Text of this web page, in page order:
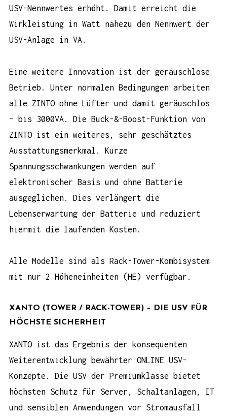
USV-Nennwertes erhöht. Damit erreicht die
Wirkleistung in Watt nahezu den Nennwert der
USV-Anlage in VA.
Eine weitere Innovation ist der geräuschlose
Betrieb. Unter normalen Bedingungen arbeiten
alle ZINTO ohne Lüfter und damit geräuschlos
– bis 3000VA. Die Buck-&-Boost-Funktion von
ZINTO ist ein weiteres, sehr geschätztes
Ausstattungsmerkmal. Kurze
Spannungsschwankungen werden auf
elektronischer Basis und ohne Batterie
ausgeglichen. Dies verlängert die
Lebenserwartung der Batterie und reduziert
hiermit die laufenden Kosten.
Alle Modelle sind als Rack-Tower-Kombisystem
mit nur 2 Höheneinheiten (HE) verfügbar.
XANTO (TOWER / RACK-TOWER) – DIE USV FÜR
HÖCHSTE SICHERHEIT
XANTO ist das Ergebnis der konsequenten
Weiterentwicklung bewährter ONLINE USV-
Konzepte. Die USV der Premiumklasse bietet
höchsten Schutz für Server, Schaltanlagen, IT
und sensiblen Anwendungen vor Stromausfall